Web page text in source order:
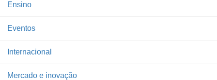
Ensino
Eventos
Internacional
Mercado e inovação